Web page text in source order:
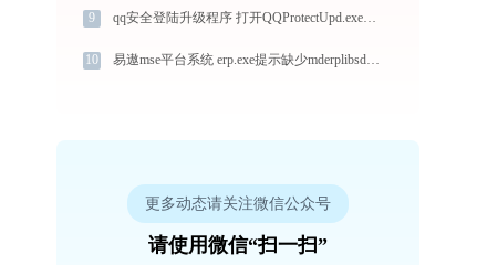
9 qq安全登陆升级程序 打开QQProtectUpd.exe找不到msvcr100.dll怎么办
10 易遨mse平台系统 erp.exe提示缺少mderplibsdk.dll文件的解决办法
更多动态请关注微信公众号
请使用微信“扫一扫”